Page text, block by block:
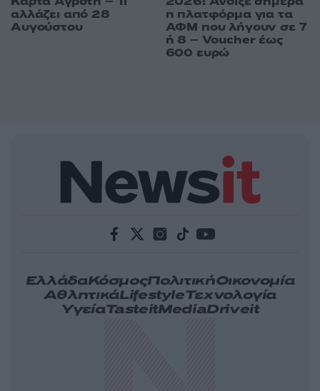
αλλάζει από 28
Αυγούστου
η πλατφόρμα για τα
ΑΦΜ που λήγουν σε 7
ή 8 – Voucher έως
600 ευρώ
ΕλλάδαΚόσμοςΠολιτικήΟικονομία
ΑθλητικάLifestyleΤεχνολογία
ΥγείαTasteitMediaDriveit